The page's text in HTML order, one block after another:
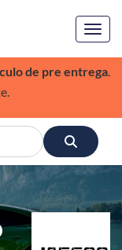
de pre entrega.